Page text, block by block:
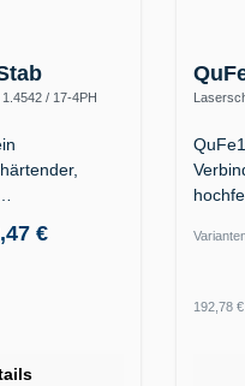
/ 17-4PH
€
192,78 €